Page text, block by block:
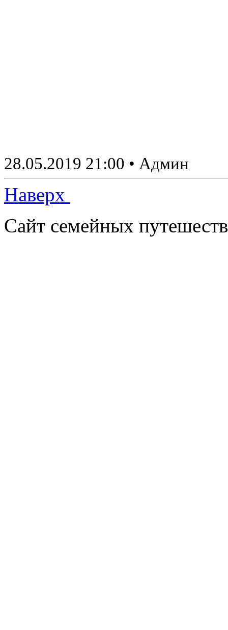
28.05.2019 21:00 • Админ
Наверх
Сайт семейных